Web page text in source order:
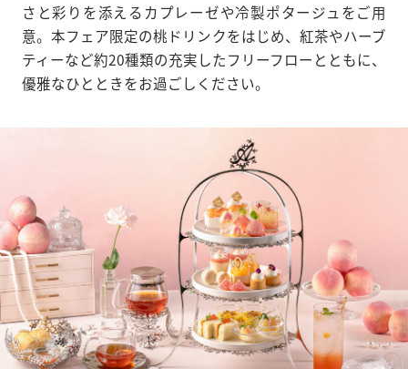
さと彩りを添えるカプレーゼや冷製ポタージュをご用
意。本フェア限定の桃ドリンクをはじめ、紅茶やハーブ
ティーなど約20種類の充実したフリーフローとともに、
優雅なひとときをお過ごしください。